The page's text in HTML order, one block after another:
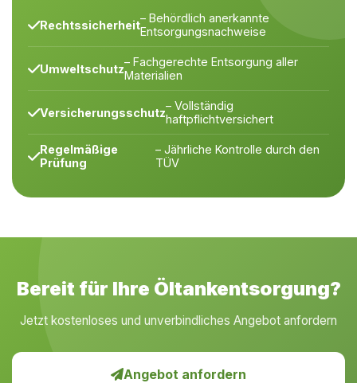
Rechtssicherheit– Behördlich anerkannte
Entsorgungsnachweise
Umweltschutz– Fachgerechte Entsorgung aller
Materialien
Versicherungsschutz– Vollständig
haftpflichtversichert
Regelmäßige
Prüfung
– Jährliche Kontrolle durch den
TÜV
Bereit für Ihre Öltankentsorgung?
Jetzt kostenloses und unverbindliches Angebot anfordern
Angebot anfordern